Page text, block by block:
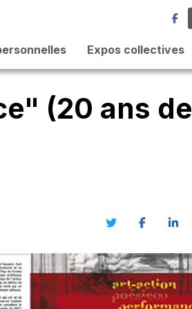
Expos collectives
(20 ans de